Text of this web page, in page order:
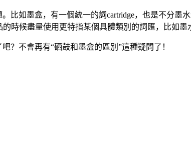
比如墨盒，有一個統一的詞cartridge，也是不分墨
時候盡量使用更特指某個具體類別的詞匯，比如
？不會再有“硒鼓和墨盒的區別”這種疑問了！